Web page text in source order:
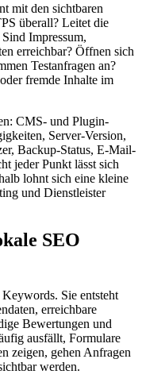
mit den sichtbaren
überall? Leitet die
Impressum,
erreichbar? Öffnen sich
Testanfragen an?
fremde Inhalte im
CMS- und Plugin-
Server-Version,
Backup-Status, E-Mail-
jeder Punkt lässt sich
lohnt sich eine kleine
und Dienstleister
SEO
Sie entsteht
erreichbare
Bewertungen und
ausfällt, Formulare
zeigen, gehen Anfragen
werden.